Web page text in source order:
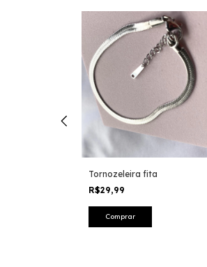
Tornozeleira fita
R$29,99